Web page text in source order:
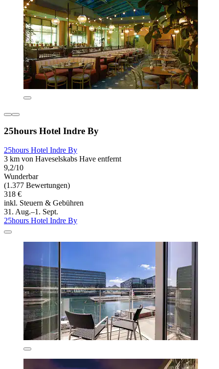
25hours Hotel Indre By
25hours Hotel Indre By
3 km von Haveselskabs Have entfernt
9,2/10
Wunderbar
(1.377 Bewertungen)
318 €
inkl. Steuern & Gebühren
31. Aug.–1. Sept.
25hours Hotel Indre By